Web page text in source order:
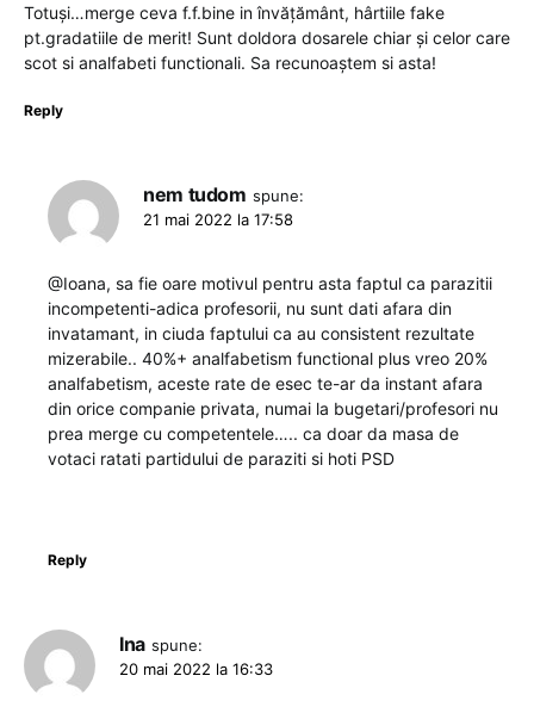
Totuși…merge ceva f.f.bine in învățământ, hârtiile fake
pt.gradatiile de merit! Sunt doldora dosarele chiar și celor care
scot si analfabeti functionali. Sa recunoaștem si asta!
Reply
nem tudom spune:
21 mai 2022 la 17:58
@Ioana, sa fie oare motivul pentru asta faptul ca parazitii
incompetenti-adica profesorii, nu sunt dati afara din
invatamant, in ciuda faptului ca au consistent rezultate
mizerabile.. 40%+ analfabetism functional plus vreo 20%
analfabetism, aceste rate de esec te-ar da instant afara
din orice companie privata, numai la bugetari/profesori nu
prea merge cu competentele….. ca doar da masa de
votaci ratati partidului de paraziti si hoti PSD
Reply
Ina spune:
20 mai 2022 la 16:33